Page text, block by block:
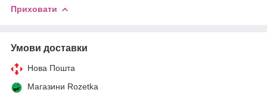
Приховати
Умови доставки
Нова Пошта
Магазини Rozetka